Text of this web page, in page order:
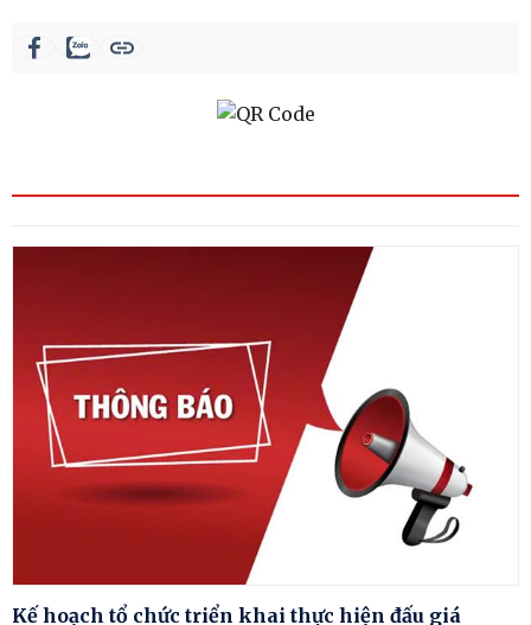
Kế hoạch tổ chức triển khai thực hiện đấu giá